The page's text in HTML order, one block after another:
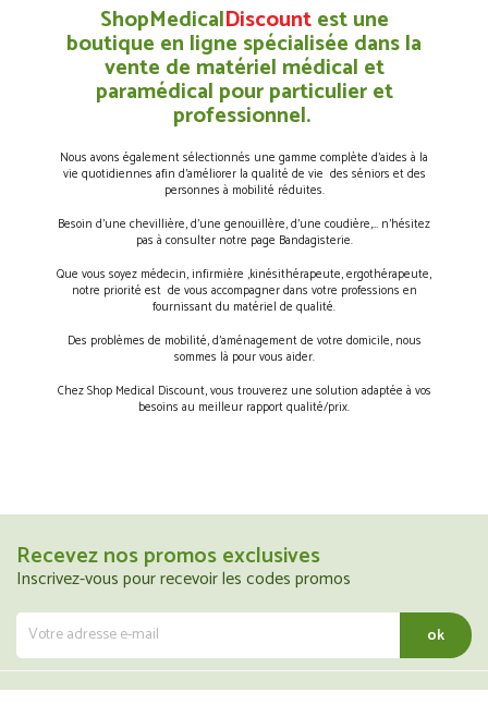
ShopMedicalDiscountest une
boutique en ligne spécialisée dans la
vente de matériel médical et
paramédical pour particulier et
professionnel.
Nous avons également sélectionnés une gamme complète d’aides à la
vie quotidiennes afin d’améliorer la qualité de vie des séniors et des
personnes à mobilité réduites.
Besoin d’une chevillière, d’une genouillère, d’une coudière,… n’hésitez
pas à consulter notre page Bandagisterie.
Que vous soyez médecin, infirmière ,kinésithérapeute, ergothérapeute,
notre priorité est de vous accompagner dans votre professions en
fournissant du matériel de qualité.
Des problèmes de mobilité, d’aménagement de votre domicile, nous
sommes là pour vous aider.
Chez Shop Medical Discount, vous trouverez une solution adaptée à vos
besoins au meilleur rapport qualité/prix.
Recevez nos promos exclusives
Inscrivez-vous pour recevoir les codes promos